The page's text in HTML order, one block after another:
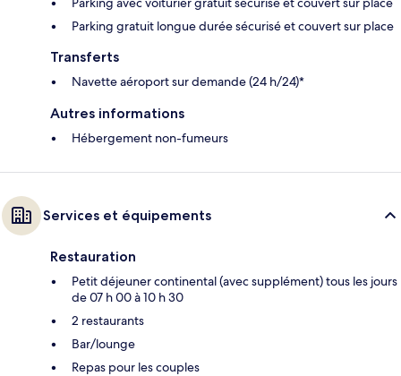
Parking gratuit longue durée sécurisé et couvert sur place
Transferts
Navette aéroport sur demande (24 h/24)*
Autres informations
Hébergement non-fumeurs
Services et équipements
Restauration
Petit déjeuner continental (avec supplément) tous les jours
de 07 h 00 à 10 h 30
2 restaurants
Bar/lounge
Repas pour les couples